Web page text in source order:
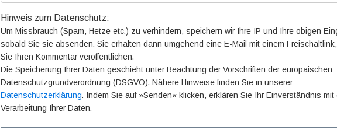
Hinweis zum Datenschutz:
Um Missbrauch (Spam, Hetze etc.) zu verhindern, speichern wir Ihre IP und Ihre obigen
sobald Sie sie absenden. Sie erhalten dann umgehend eine E-Mail mit einem
Sie Ihren Kommentar veröffentlichen.
Die Speicherung Ihrer Daten geschieht unter Beachtung der Vorschriften der europäischen
Datenschutzgrundverordnung (DSGVO). Nähere Hinweise finden Sie in unserer
Datenschutzerklärung. Indem Sie auf »Senden« klicken, erklären Sie Ihr Einverständnis mit
Verarbeitung Ihrer Daten.